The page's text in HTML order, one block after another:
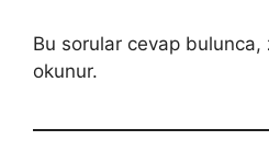
Bu sorular cevap
okunur.